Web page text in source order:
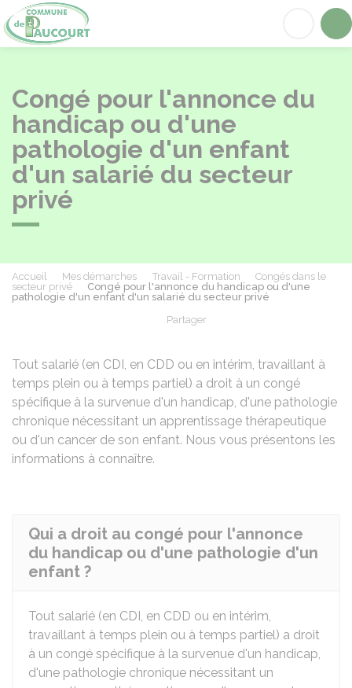
Congé pour l'annonce du
handicap ou d'une
pathologie d'un enfant
d'un salarié du secteur
privé
Accueil Mes démarches Travail - Formation
Congés dans le
secteur privé
Congé pour l'annonce du handicap ou d'une
pathologie d'un enfant d'un salarié du secteur privé
Partager
Tout salarié (en CDI, en CDD ou en intérim, travaillant à
temps plein ou à temps partiel) a droit à un congé
spécifique à la survenue d'un handicap, d'une pathologie
chronique nécessitant un apprentissage thérapeutique
ou d'un cancer de son enfant. Nous vous présentons les
informations à connaître.
Qui a droit au congé pour l'annonce
du handicap ou d'une pathologie d'un
enfant ?
Tout salarié (en CDI, en CDD ou en intérim,
travaillant à temps plein ou à temps partiel) a droit
à un congé spécifique à la survenue d'un handicap,
d'une pathologie chronique nécessitant un